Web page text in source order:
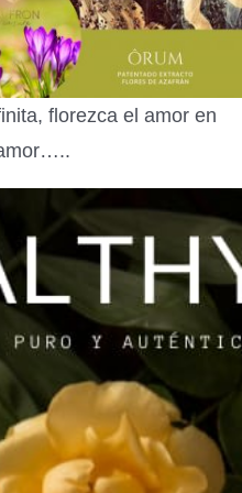
florezca el amor en